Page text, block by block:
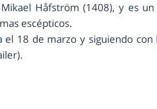
Håfström (1408), y es
escépticos.
el 18 de marzo y siguiendo